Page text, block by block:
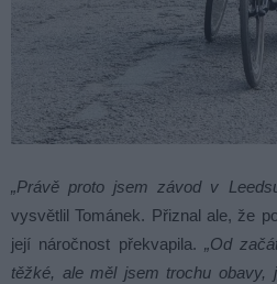
„Právě proto jsem závod v
vysvětlil Tománek. Přiznal ale, že
její náročnost překvapila. „Od
těžké, ale měl jsem trochu obavy,